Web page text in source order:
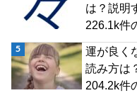
は？説明
226.1k件
運が良く
読み方は
204.2k件